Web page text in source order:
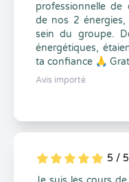
professionnelle de
de nos 2
sein du groupe.
énergétiques,
ta confiance 🙏
Avis importé
5
1
5
0 5 / 5